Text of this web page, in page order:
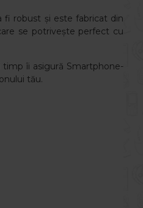
fi robust și este fabricat din
se potrivește perfect cu
îi asigură Smartphone-
tău.